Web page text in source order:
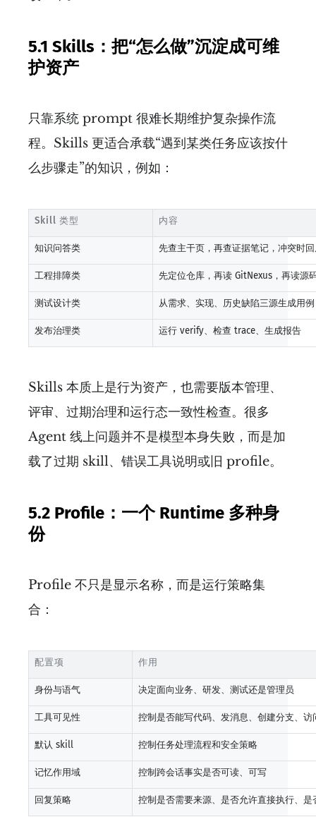
5.1 Skills：把“怎么做”沉淀成可维
护资产
只靠系统 prompt 很难长期维护复杂操作流
程。Skills 更适合承载“遇到某类任务应该按什
么步骤走”的知识，例如：
Skill 类型 内容
知识问答类 先查主干页，再查证据笔记，冲突时
工程排障类 先定位仓库，再读 GitNexus，再读源
测试设计类 从需求、实现、历史缺陷三源生成用例
发布治理类 运行 verify、检查 trace、生成报告
Skills 本质上是行为资产，也需要版本管理、
评审、过期治理和运行态一致性检查。很多
Agent 线上问题并不是模型本身失败，而是加
载了过期 skill、错误工具说明或旧 profile。
5.2 Profile：一个 Runtime 多种身
份
Profile 不只是显示名称，而是运行策略集
合：
配置项 作用
身份与语气 决定面向业务、研发、测试还是管理员
工具可见性 控制是否能写代码、发消息、创建分支、访
默认 skill 控制任务处理流程和安全策略
记忆作用域 控制跨会话事实是否可读、可写
回复策略 控制是否需要来源、是否允许直接执行、是